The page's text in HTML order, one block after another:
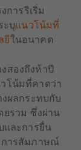
การริเริ่ม
ะบุแนวโน้มที่
ยีในอนาคต
สองถึงห้าปี
โน้มที่คาดว่า
งผลกระทบกับ
ยรวม ซึ่งผ่าน
และการยื่น
การสัมภาษณ์